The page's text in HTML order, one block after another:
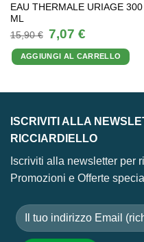
EAU THERMALE URIAGE 300
ML
15,90€ Il
prezzo
originale
era:
15,90 €.
7,07 €Il
prezzo
attuale
è:
7,07 €.
AGGIUNGI AL CARRELLO
ISCRIVITI ALLA
RICCIARDIELLO
Iscriviti alla newsletter per
Promozioni e Offerte